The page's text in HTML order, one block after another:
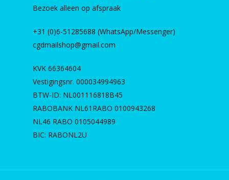
Bezoek alleen op afspraak
+31 (0)6-51285688 (WhatsApp/Messenger)
cgdmailshop@gmail.com
KVK 66364604
Vestigingsnr. 000034994963
BTW-ID: NL001116818B45
RABOBANK NL61RABO 0100943268
NL46 RABO 0105044989
BIC: RABONL2U